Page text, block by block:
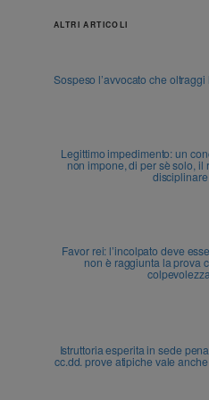
ALTRI ARTICOLI
Sospeso l’avvocato che oltraggi
Legittimo impedimento: un
non impone, di per sè solo, il
disciplinare
Favor rei: l’incolpato deve
non è raggiunta la prova
colpevolezza
Istruttoria esperita in sede
cc.dd. prove atipiche vale